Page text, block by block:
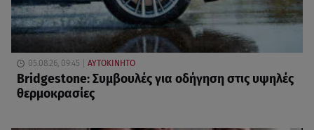
05.08.26, 09:45 ΑΥΤΟΚΙΝΗΤΟ
Bridgestone: Συμβουλές για οδήγηση στις υψηλές
θερμοκρασίες